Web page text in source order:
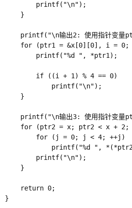
        printf("\n");
    }
printf("\n输出2: 使用指针变量
for (ptr1 = &x[0][0], i =
        printf("%d ", *ptr1);
        if ((i + 1) % 4 == 0)
            printf("\n");
    }
printf("\n输出3: 使用指针变量
for (ptr2 = x; ptr2 < x + 2;
        for (j = 0; j < 4; ++j)
printf("%d ",
        printf("\n");
    }
    return 0;